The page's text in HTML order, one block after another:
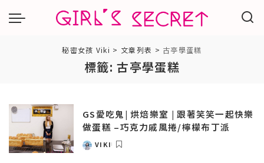
秘密女孩 Viki > 文章列表 > 古亭學蛋糕
標籤:古亭學蛋糕
GS愛吃鬼| 烘焙樂室 | 跟著笑笑一起快樂
做蛋糕 –巧克力戚風捲/檸檬布丁派
POSTED
VIKI